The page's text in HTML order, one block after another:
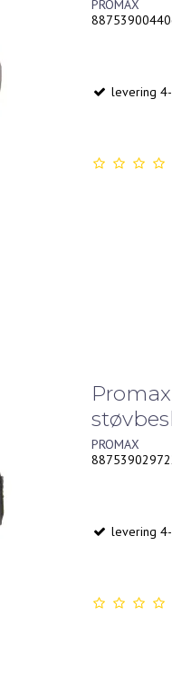
PROMAX
levering
PROMAX
levering